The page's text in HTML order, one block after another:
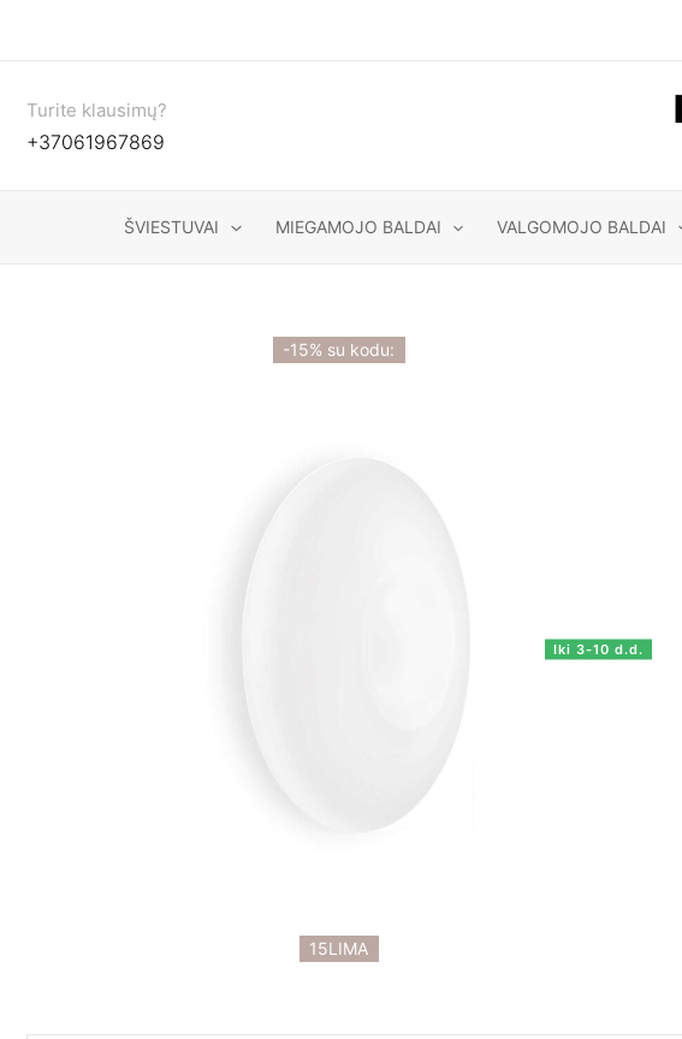
Turite klausimų?
+37061967869
ŠVIESTUVAI MIEGAMOJO BALDAI VALGOMOJO BALDAI
15LIMA
-15% su kodu:
Iki 3-10 d.d.